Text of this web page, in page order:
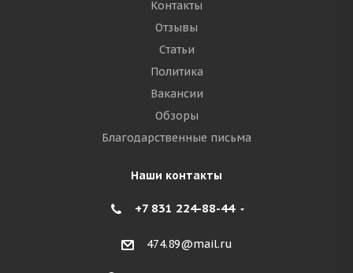
Контакты
Отзывы
Статьи
Политика
Вакансии
Обзоры
Благодарственные письма
Наши контакты
+7 831 224-88-44
474.89@mail.ru